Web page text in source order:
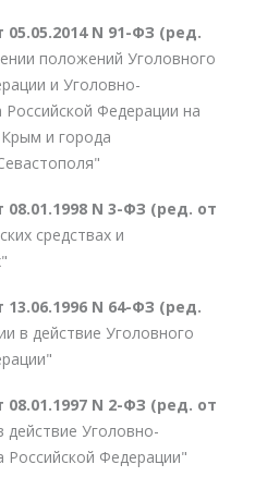
N 91-ФЗ (ред.
положений Уголовного
и Уголовно-
Российской Федерации на
и города
N 3-ФЗ (ред. от
средствах и
N 64-ФЗ (ред.
в действие Уголовного
N 2-ФЗ (ред. от
действие Уголовно-
Российской Федерации"